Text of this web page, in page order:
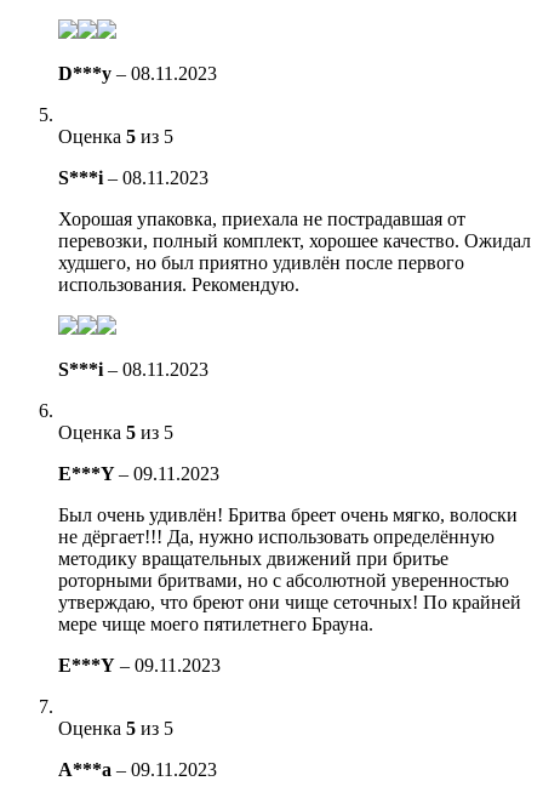
D***y – 08.11.2023
Оценка 5 из 5
S***i – 08.11.2023
Хорошая упаковка, приехала не пострадавшая от
перевозки, полный комплект, хорошее качество. Ожидал
худшего, но был приятно удивлён после первого
использования. Рекомендую.
S***i – 08.11.2023
Оценка 5 из 5
E***Y– 09.11.2023
Был очень удивлён! Бритва бреет очень мягко, волоски
не дёргает!!! Да, нужно использовать определённую
методику вращательных движений при бритье
роторными бритвами, но с абсолютной уверенностью
утверждаю, что бреют они чище сеточных! По крайней
мере чище моего пятилетнего Брауна.
E***Y – 09.11.2023
Оценка 5 из 5
A***a – 09.11.2023